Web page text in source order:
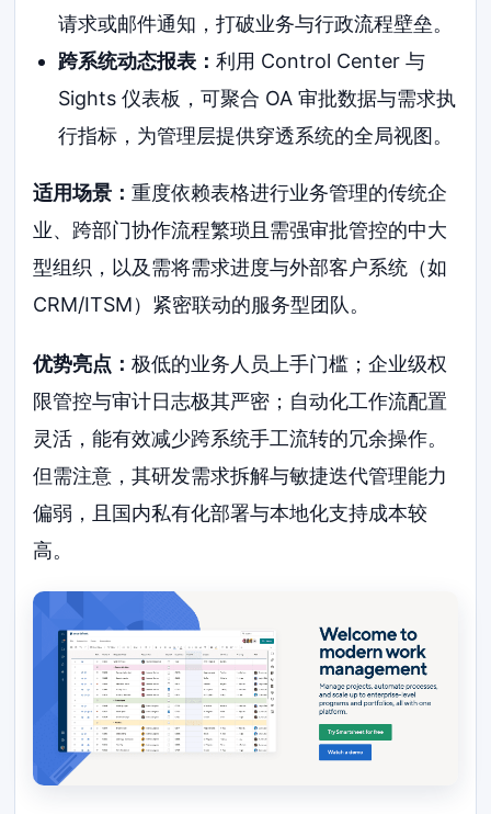
请求或邮件通知，打破业务与行政流程壁垒。
跨系统动态报表： 利用 Control Center 与
Sights 仪表板，可聚合 OA 审批数据与需求执
行指标，为管理层提供穿透系统的全局视图。
适用场景：重度依赖表格进行业务管理的传统企
业、跨部门协作流程繁琐且需强审批管控的中大
型组织，以及需将需求进度与外部客户系统（如
CRM/ITSM）紧密联动的服务型团队。
优势亮点：极低的业务人员上手门槛；企业级权
限管控与审计日志极其严密；自动化工作流配置
灵活，能有效减少跨系统手工流转的冗余操作。
但需注意，其研发需求拆解与敏捷迭代管理能力
偏弱，且国内私有化部署与本地化支持成本较
高。